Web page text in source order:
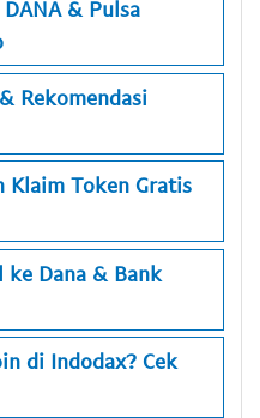
& Pulsa
Rekomendasi
Klaim Token Gratis
ke Dana & Bank
di Indodax? Cek